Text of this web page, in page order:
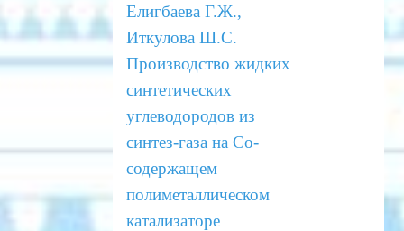
Елигбаева Г.Ж.,
Иткулова Ш.С.
Производство жидких
синтетических
углеводородов из
синтез-газа на Со-
содержащем
полиметаллическом
катализаторе